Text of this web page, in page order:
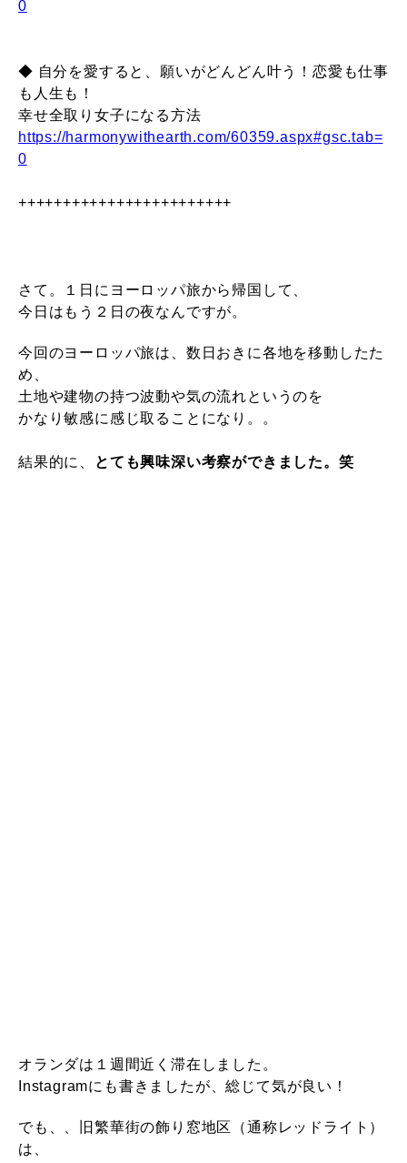
0
◆ 自分を愛すると、願いがどんどん叶う！恋愛も仕事
も人生も！
幸せ全取り女子になる方法
https://harmonywithearth.com/60359.aspx#gsc.tab=
0
++++++++++++++++++++++++
さて。１日にヨーロッパ旅から帰国して、
今日はもう２日の夜なんですが。
今回のヨーロッパ旅は、数日おきに各地を移動したた
め、
土地や建物の持つ波動や気の流れというのを
かなり敏感に感じ取ることになり。。
結果的に、 とても興味深い考察ができました。笑
オランダは１週間近く滞在しました。
Instagramにも書きましたが、総じて気が良い！
でも、、旧繁華街の飾り窓地区（通称レッドライト）
は、